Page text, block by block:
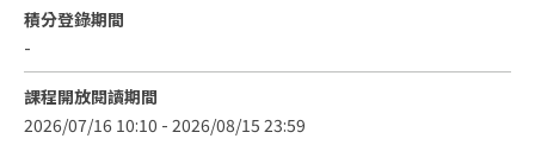
積分登錄期間
-
課程開放閱讀期間
2026/07/16 10:10 - 2026/08/15 23:59